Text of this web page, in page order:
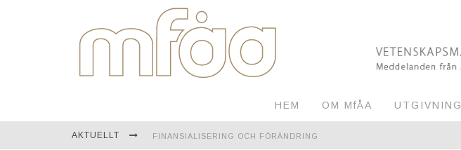
HEM OM MfÅA UTGIVNING
AKTUELLT FINANSIALISERING OCH FÖRÄNDRING